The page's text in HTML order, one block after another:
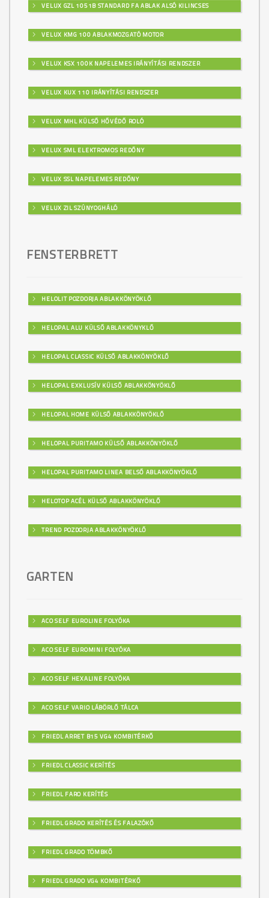
VELUX GZL 1051B STANDARD FA ABLAK ALSÓ KILINCSES
VELUX KMG 100 ABLAKMOZGATÓ MOTOR
VELUX KSX 100K NAPELEMES IRÁNYÍTÁSI RENDSZER
VELUX KUX 110 IRÁNYÍTÁSI RENDSZER
VELUX MHL KÜLSŐ HŐVÉDŐ ROLÓ
VELUX SML ELEKTROMOS REDŐNY
VELUX SSL NAPELEMES REDŐNY
VELUX ZIL SZÚNYOGHÁLÓ
FENSTERBRETT
HELOLIT POZDORJA ABLAKKÖNYÖKLŐ
HELOPAL ALU KÜLSŐ ABLAKKÖNYKLŐ
HELOPAL CLASSIC KÜLSŐ ABLAKKÖNYÖKLŐ
HELOPAL EXKLUSÍV KÜLSŐ ABLAKKÖNYÖKLŐ
HELOPAL HOME KÜLSŐ ABLAKKÖNYÖKLŐ
HELOPAL PURITAMO KÜLSŐ ABLAKKÖNYÖKLŐ
HELOPAL PURITAMO LINEA BELSŐ ABLAKKÖNYÖKLŐ
HELOTOP ACÉL KÜLSŐ ABLAKKÖNYÖKLŐ
TREND POZDORJA ABLAKKÖNYÖKLŐ
GARTEN
ACO SELF EUROLINE FOLYÓKA
ACO SELF EUROMINI FOLYÓKA
ACO SELF HEXALINE FOLYÓKA
ACO SELF VARIO LÁBÖRLŐ TÁLCA
FRIEDL ARRET B15 VG4 KOMBITÉRKŐ
FRIEDL CLASSIC KERÍTÉS
FRIEDL FARO KERÍTÉS
FRIEDL GRADO KERÍTÉS ÉS FALAZÓKŐ
FRIEDL GRADO TÖMBKŐ
FRIEDL GRADO VG4 KOMBITÉRKŐ